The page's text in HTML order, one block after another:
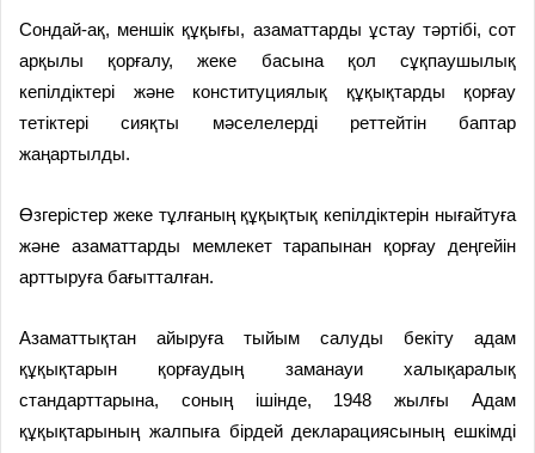
Сондай-ақ, меншік құқығы, азаматтарды ұстау тәртібі, сот
арқылы қорғалу, жеке басына қол сұқпаушылық
кепілдіктері және конституциялық құқықтарды қорғау
тетіктері сияқты мәселелерді реттейтін баптар
жаңартылды.
Өзгерістер жеке тұлғаның құқықтық кепілдіктерін нығайтуға
және азаматтарды мемлекет тарапынан қорғау деңгейін
арттыруға бағытталған.
Азаматтықтан айыруға тыйым салуды бекіту адам
құқықтарын қорғаудың заманауи халықаралық
стандарттарына, соның ішінде, 1948 жылғы Адам
құқықтарының жалпыға бірдей декларациясының ешкімді